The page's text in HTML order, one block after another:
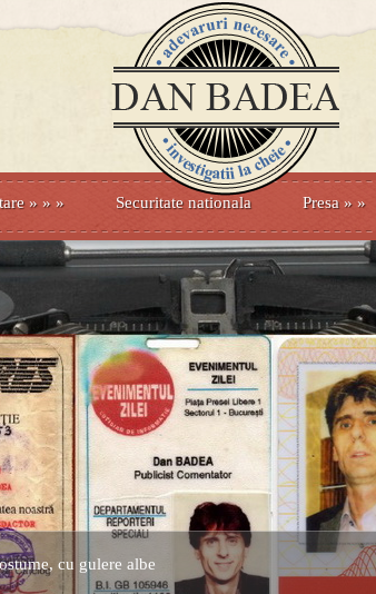
» » » Securitate nationala Presa » »
cu gulere albe
controversatele conturi secrete ale Securitatii.